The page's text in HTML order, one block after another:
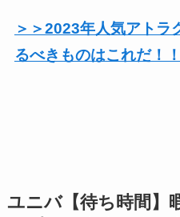
＞＞2023年人気アトラ
るべきものはこれだ！！
ユニバ【待ち時間】